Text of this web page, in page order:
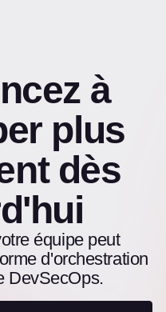
à
plus
dès
équipe peut
d'orchestration
DevSecOps.